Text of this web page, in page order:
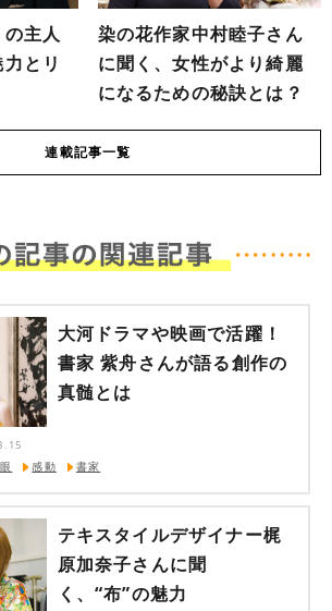
主人
とリ
染の花作家中村睦子さん
に聞く、女性がより綺麗
になるための秘訣とは？
連載記事一覧
大河ドラマや映画で活躍！
書家 紫舟さんが語る創作の
真髄とは
感動 書家
テキスタイルデザイナー梶
原加奈子さんに聞
く、“布”の魅力